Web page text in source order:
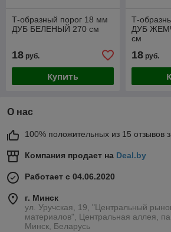
Т-образный порог 18 мм
ДУБ БЕЛЕНЫЙ 270 см
18 руб.
Купить
Т-
ДУБ
см
18руб.
О нас
100% положительных из 15 отзывов
Компания продает на Deal.by
Работает с 04.06.2020
г. Минск
ул. Уручская, 19, "Центральный
материалов", Центральная аллея,
Минск, Беларусь